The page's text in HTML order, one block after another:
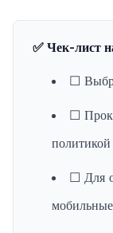
✅ Чек-лист
☐
☐
☐ Для